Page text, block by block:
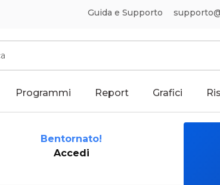
Guida e Supporto
Programmi Report Grafici
Bentornato!
Accedi